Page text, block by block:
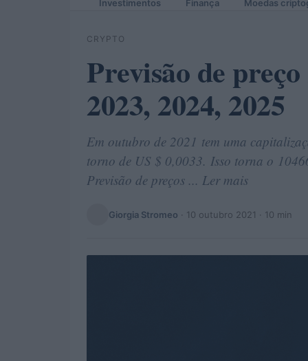
Investimentos Finança Moedas
CRYPTO
Previsão de
2023, 2024, 2025
Em outubro de 2021 tem uma
torno de US $ 0,0033. Isso torna o
Previsão de preços ... Ler mais
Giorgia Stromeo · 10 outubro 2021 · 10 min